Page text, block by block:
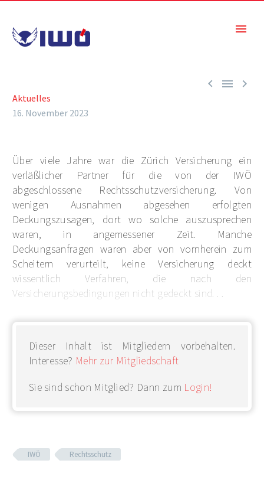
  
Aktuelles
16. November 2023
Über viele Jahre war die Zürich Versicherung ein
verläßlicher Partner für die von der IWÖ
abgeschlossene Rechtsschutzversicherung. Von
wenigen Ausnahmen abgesehen erfolgten
Deckungszusagen, dort wo solche auszusprechen
waren, in angemessener Zeit. Manche
Deckungsanfragen waren aber von vornherein zum
Scheitern verurteilt, keine Versicherung deckt
wissentlich Verfahren, die nach den
Versicherungsbedingungen nicht gedeckt sind. . .
Dieser Inhalt ist Mitgliedern vorbehalten.
Interesse? Mehr zur Mitgliedschaft
Sie sind schon Mitglied? Dann zum Login!
IWÖ Rechtsschutz